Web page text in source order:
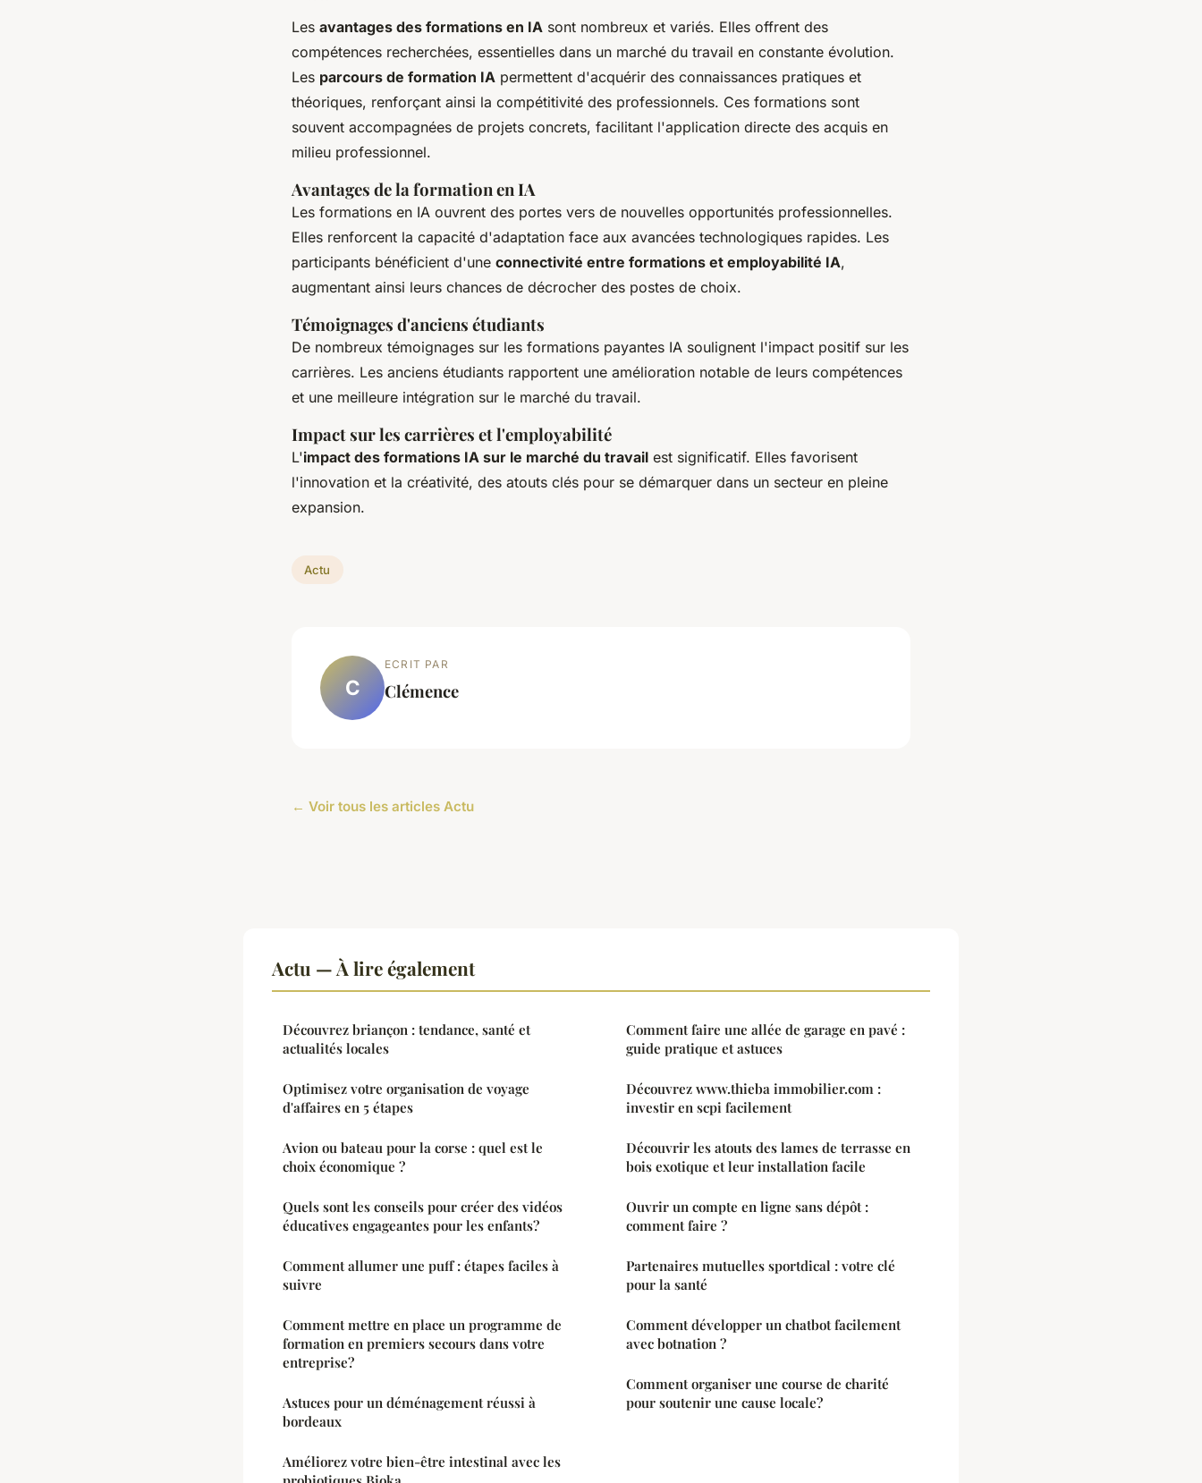
Les avantages des formations en IA sont nombreux et variés. Elles offrent des
compétences recherchées, essentielles dans un marché du travail en constante évolution.
Les parcours de formation IA permettent d'acquérir des connaissances pratiques et
théoriques, renforçant ainsi la compétitivité des professionnels. Ces formations sont
souvent accompagnées de projets concrets, facilitant l'application directe des acquis en
milieu professionnel.
Avantages de la formation en IA
Les formations en IA ouvrent des portes vers de nouvelles opportunités professionnelles.
Elles renforcent la capacité d'adaptation face aux avancées technologiques rapides. Les
participants bénéficient d'une connectivité entre formations et employabilité IA,
augmentant ainsi leurs chances de décrocher des postes de choix.
Témoignages d'anciens étudiants
De nombreux témoignages sur les formations payantes IA soulignent l'impact positif sur les
carrières. Les anciens étudiants rapportent une amélioration notable de leurs compétences
et une meilleure intégration sur le marché du travail.
Impact sur les carrières et l'employabilité
L'impact des formations IA sur le marché du travail est significatif. Elles favorisent
l'innovation et la créativité, des atouts clés pour se démarquer dans un secteur en pleine
expansion.
Actu
C
ECRIT PAR
Clémence
← Voir tous les articles Actu
Actu — À lire également
Découvrez briançon : tendance, santé et
actualités locales
Optimisez votre organisation de voyage
d'affaires en 5 étapes
Avion ou bateau pour la corse : quel est le
choix économique ?
Quels sont les conseils pour créer des vidéos
éducatives engageantes pour les enfants?
Comment allumer une puff : étapes faciles à
suivre
Comment mettre en place un programme de
formation en premiers secours dans votre
entreprise?
Astuces pour un déménagement réussi à
bordeaux
Améliorez votre bien-être intestinal avec les
Comment faire une allée de garage en pavé :
guide pratique et astuces
Découvrez www.thieba immobilier.com :
investir en scpi facilement
Découvrir les atouts des lames de terrasse en
bois exotique et leur installation facile
Ouvrir un compte en ligne sans dépôt :
comment faire ?
Partenaires mutuelles sportdical : votre clé
pour la santé
Comment développer un chatbot facilement
avec botnation ?
Comment organiser une course de charité
pour soutenir une cause locale?